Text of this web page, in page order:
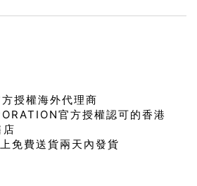
授權海外代理商
官方授權認可的香港
店
免費送貨兩天內發貨